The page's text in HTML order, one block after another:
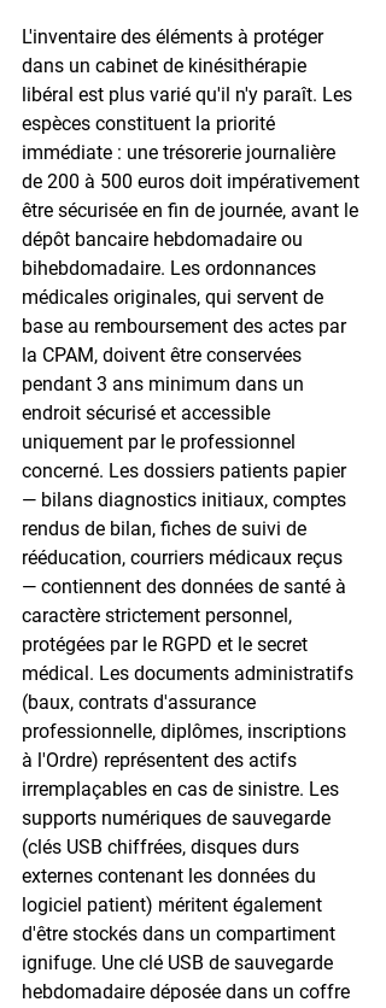
L'inventaire des éléments à protéger
dans un cabinet de kinésithérapie
libéral est plus varié qu'il n'y paraît. Les
espèces constituent la priorité
immédiate : une trésorerie journalière
de 200 à 500 euros doit impérativement
être sécurisée en fin de journée, avant le
dépôt bancaire hebdomadaire ou
bihebdomadaire. Les ordonnances
médicales originales, qui servent de
base au remboursement des actes par
la CPAM, doivent être conservées
pendant 3 ans minimum dans un
endroit sécurisé et accessible
uniquement par le professionnel
concerné. Les dossiers patients papier
— bilans diagnostics initiaux, comptes
rendus de bilan, fiches de suivi de
rééducation, courriers médicaux reçus
— contiennent des données de santé à
caractère strictement personnel,
protégées par le RGPD et le secret
médical. Les documents administratifs
(baux, contrats d'assurance
professionnelle, diplômes, inscriptions
à l'Ordre) représentent des actifs
irremplaçables en cas de sinistre. Les
supports numériques de sauvegarde
(clés USB chiffrées, disques durs
externes contenant les données du
logiciel patient) méritent également
d'être stockés dans un compartiment
ignifuge. Une clé USB de sauvegarde
hebdomadaire déposée dans un coffre